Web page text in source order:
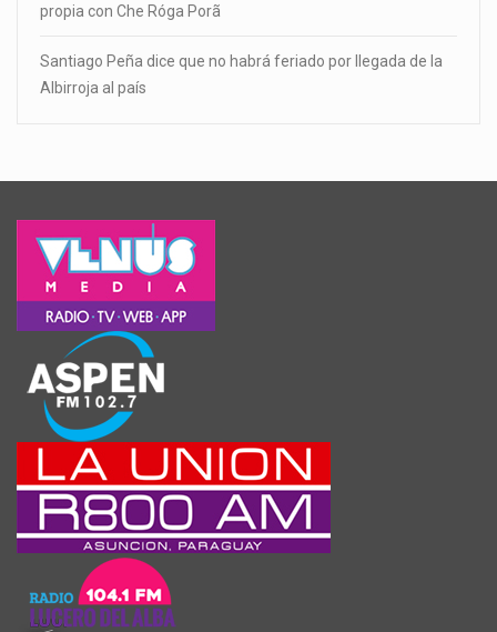
propia con Che Róga Porã
Santiago Peña dice que no habrá feriado por llegada de la
Albirroja al país